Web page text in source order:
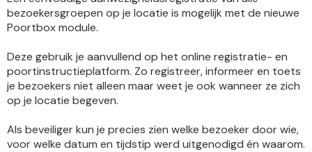
bezoekersgroepen op je locatie is mogelijk met de nieuwe
Poortbox module.
Deze gebruik je aanvullend op het online registratie- en
poortinstructieplatform. Zo registreer, informeer en toets
je bezoekers niet alleen maar weet je ook wanneer ze zich
op je locatie begeven.
Als beveiliger kun je precies zien welke bezoeker door wie,
voor welke datum en tijdstip werd uitgenodigd én waarom.